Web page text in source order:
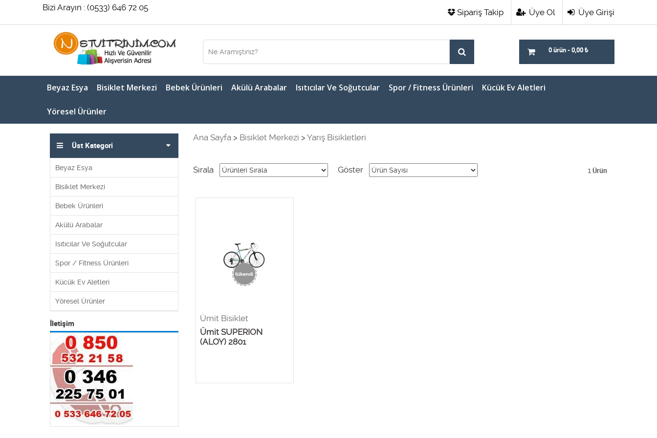
Bizi Arayın : (0533) 646 72 05 Üye Girişi
Üye Ol
Sipariş Takip
0 ürün - 0,00 ₺
Beyaz Esya Bisiklet Merkezi Bebek Ürünleri Akülü Arabalar Isıtıcılar Ve Soğutcular Spor / Fitness Ürünleri Kücük Ev Aletleri
Yöresel Ürünler
Üst Kategori
Beyaz Esya
Bisiklet Merkezi
Bebek Ürünleri
Akülü Arabalar
Isıtıcılar Ve Soğutcular
Spor / Fitness Ürünleri
Kücük Ev Aletleri
Yöresel Ürünler
İletişim
Ana Sayfa > Bisiklet Merkezi > Yarış Bisikletleri
Sırala Göster 1 Ürün
Ümit Bisiklet
Ümit SUPERION
(ALOY) 2801